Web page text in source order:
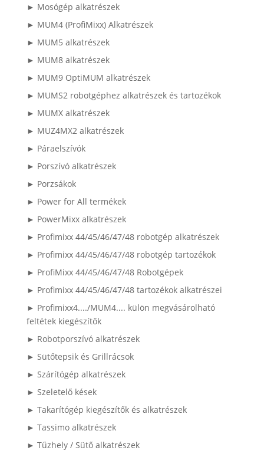
► Mosógép alkatrészek
► MUM4 (ProfiMixx) Alkatrészek
► MUM5 alkatrészek
► MUM8 alkatrészek
► MUM9 OptiMUM alkatrészek
► MUMS2 robotgéphez alkatrészek és tartozékok
► MUMX alkatrészek
► MUZ4MX2 alkatrészek
► Páraelszívók
► Porszívó alkatrészek
► Porzsákok
► Power for All termékek
► PowerMixx alkatrészek
► Profimixx 44/45/46/47/48 robotgép alkatrészek
► Profimixx 44/45/46/47/48 robotgép tartozékok
► ProfiMixx 44/45/46/47/48 Robotgépek
► Profimixx 44/45/46/47/48 tartozékok alkatrészei
► Profimixx4..../MUM4.... külön megvásárolható
feltétek kiegészítők
► Robotporszívó alkatrészek
► Sütőtepsik és Grillrácsok
► Szárítógép alkatrészek
► Szeletelő kések
► Takarítógép kiegészítők és alkatrészek
► Tassimo alkatrészek
► Tűzhely / Sütő alkatrészek